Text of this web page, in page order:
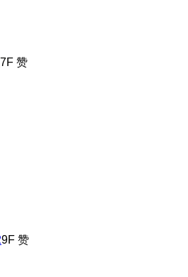
7F 赞
9F 赞